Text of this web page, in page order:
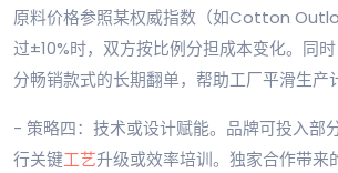
原料价格参照某权威指数（如Cotton
过±10%时，双方按比例分担成本变化。同
分畅销款式的长期翻单，帮助工厂平滑生产
- 策略四：技术或设计赋能。品牌可投入部
行关键工艺升级或效率培训。独家合作带来